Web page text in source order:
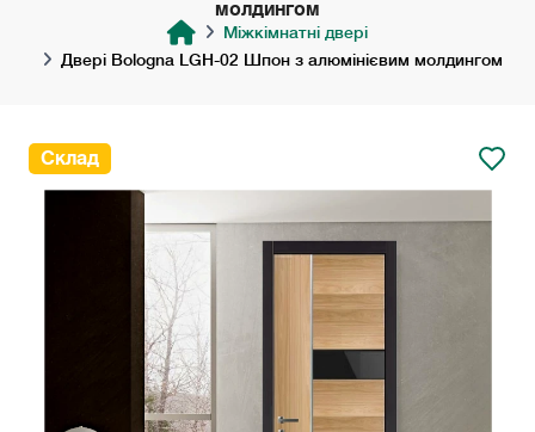
молдингом
Міжкімнатні двері
Двері Bologna LGH-02 Шпон з алюмінієвим молдингом
Склад